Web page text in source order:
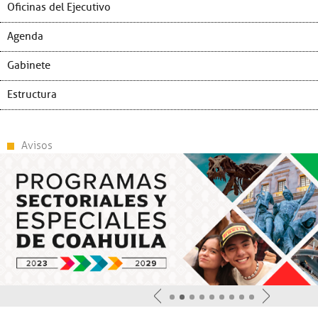
Oficinas del Ejecutivo
Agenda
Gabinete
Estructura
Avisos